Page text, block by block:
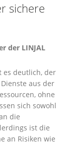
sichere
der LINJAL
es deutlich, der
aus der
ohne
sich sowohl
die
ist die
an Risiken wie